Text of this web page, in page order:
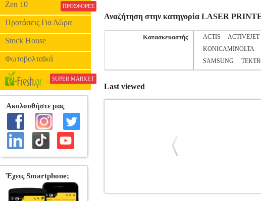
Zen 10 ΠΡΟΣΦΟΡΕΣ
Προτάσεις Για Δώρα
Stock House
Φωτοβολταϊκά
SUPER MARKET
Αναζήτηση στην κατηγορία LASER
Κατασκευαστής ACTIS ACTIVEJET
KONICAMINOLTA
SAMSUNG
Last viewed